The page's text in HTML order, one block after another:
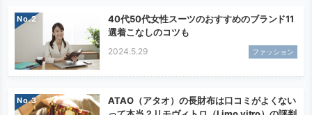
No.
40代50代女性スーツのおすすめのブランド11
選着こなしのコツも
2024.5.29 ファッション
No.
ATAO（アタオ）の長財布は口コミがよくない